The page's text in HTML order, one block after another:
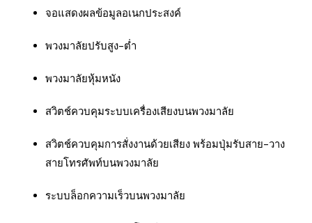
จอแสดงผลข้อมูลอเนกประสงค์
พวงมาลัยปรับสูง-ต่ำ
พวงมาลัยหุ้มหนัง
สวิตช์ควบคุมระบบเครื่องเสียงบนพวงมาลัย
สวิตช์ควบคุมการสั่งงานด้วยเสียง พร้อมปุ่มรับสาย-วาง
สายโทรศัพท์บนพวงมาลัย
ระบบล็อกความเร็วบนพวงมาลัย